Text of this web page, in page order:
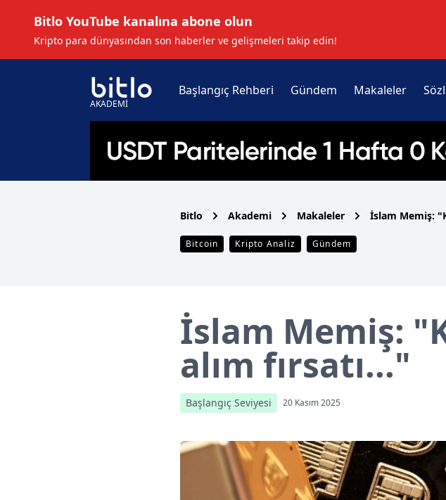
Bitlo YouTube kanalına abone olun
Kripto para dünyasından son haberler ve gelişmeleri takip edin!
AKADEMİ
Başlangıç Rehberi Gündem Makaleler
Bitlo Akademi Makaleler İslam Memiş:
Bitcoin Kripto Analiz Gündem
İslam Memiş:
alım fırsatı..."
Başlangıç Seviyesi 20 Kasım 2025